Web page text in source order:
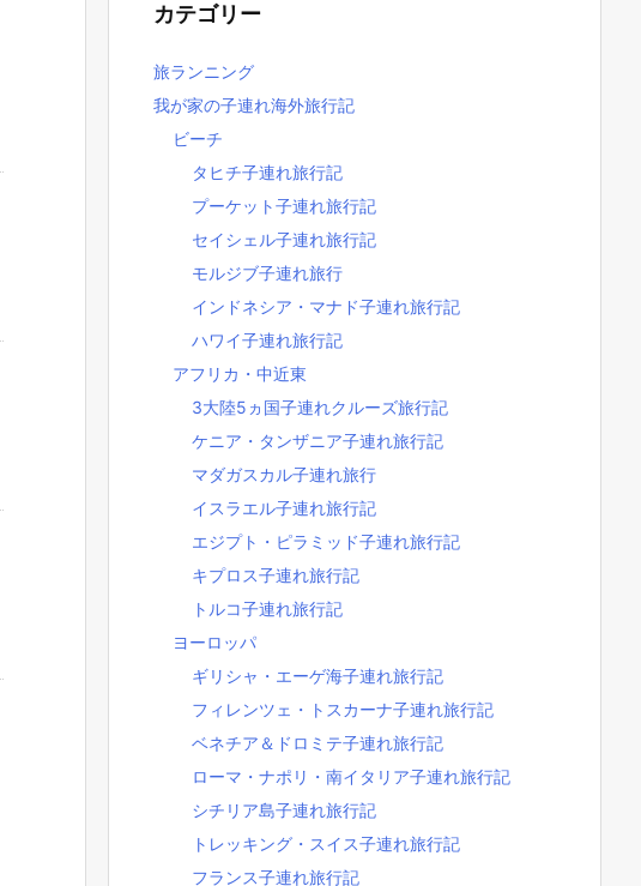
カテゴリー
旅ランニング
我が家の子連れ海外旅行記
ビーチ
タヒチ子連れ旅行記
プーケット子連れ旅行記
セイシェル子連れ旅行記
モルジブ子連れ旅行
インドネシア・マナド子連れ旅行記
ハワイ子連れ旅行記
アフリカ・中近東
3大陸5ヵ国子連れクルーズ旅行記
ケニア・タンザニア子連れ旅行記
マダガスカル子連れ旅行
イスラエル子連れ旅行記
エジプト・ピラミッド子連れ旅行記
キプロス子連れ旅行記
トルコ子連れ旅行記
ヨーロッパ
ギリシャ・エーゲ海子連れ旅行記
フィレンツェ・トスカーナ子連れ旅行記
ベネチア＆ドロミテ子連れ旅行記
ローマ・ナポリ・南イタリア子連れ旅行記
シチリア島子連れ旅行記
トレッキング・スイス子連れ旅行記
フランス子連れ旅行記